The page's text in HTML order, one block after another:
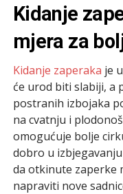
Kidanje
mjera za
Kidanje zaperaka je
će urod biti slabiji, a
postranih izbojaka
na cvatnju i
omogućuje bolje
dobro u
da otkinute zaperke
napraviti nove